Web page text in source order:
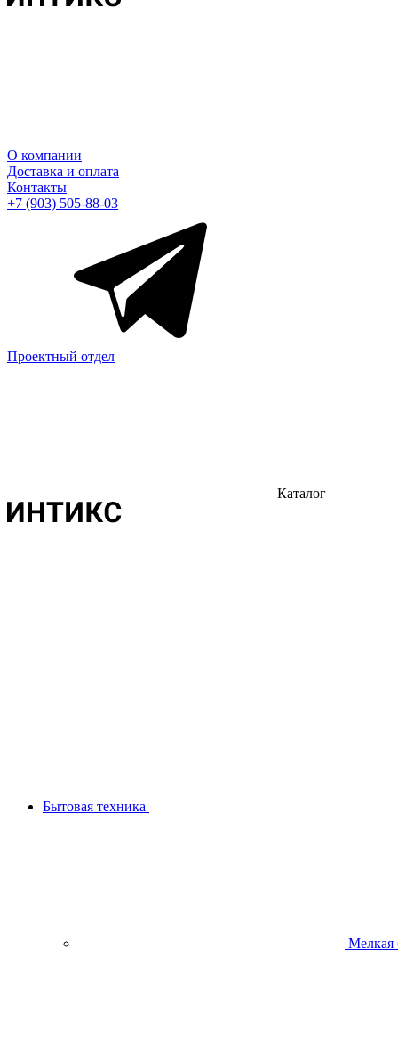
О компании
Доставка и оплата
Контакты
+7 (903) 505-88-03
Проектный отдел
Каталог
Бытовая техника
Мелкая